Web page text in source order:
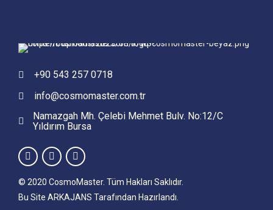
+90 543 257 0718
info@cosmomaster.com.tr
Namazgah Mh. Çelebi Mehmet Bulv. No:12/C
Yıldırım Bursa
© 2020 CosmoMaster. Tüm Hakları Saklıdır.
Bu Site ARKAJANS Tarafından Hazırlandı.